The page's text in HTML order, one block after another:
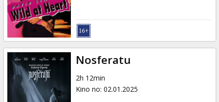
Nosferatu
2h 12min
Kino no: 02.01.2025